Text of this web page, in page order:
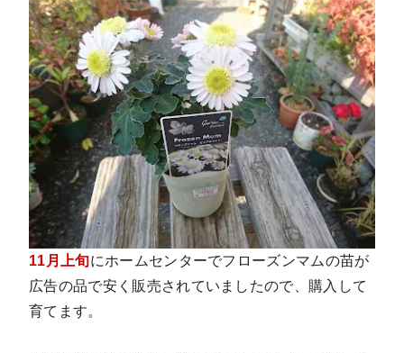
11月上旬にホームセンターでフローズンマムの苗が
広告の品で安く販売されていましたので、購入して
育てます。